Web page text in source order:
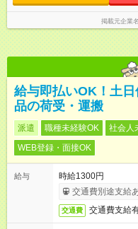
時00分～17時00分
掲載元企業名
給与即払いOK！土
品の荷受・運搬
派遣 職種未経験OK 社会人
WEB登録・面接OK
給与
時給1300円
交通費別途支給
交通費 交通費支給